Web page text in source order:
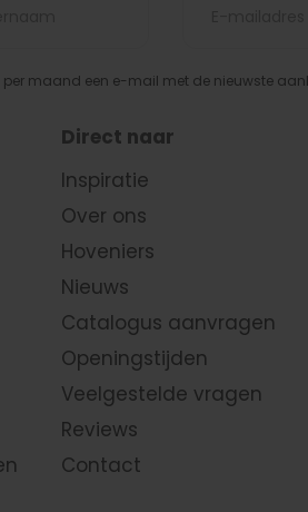
per maand een e-mail met de nieuwste
Direct naar
Inspiratie
Over ons
Hoveniers
Nieuws
Catalogus aanvragen
Openingstijden
Veelgestelde vragen
Reviews
Contact